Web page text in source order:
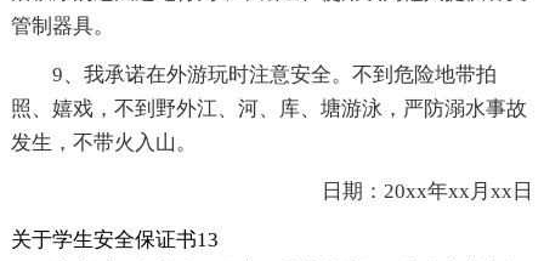
管制器具。
9、我承诺在外游玩时注意安全。不到危险地带拍
照、嬉戏，不到野外江、河、库、塘游泳，严防溺水事故
发生，不带火入山。
日期：20xx年xx月xx日
关于学生安全保证书13